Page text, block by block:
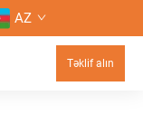
AZ
Təklif alın